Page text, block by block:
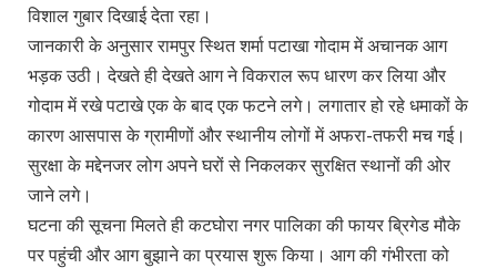
विशाल गुबार दिखाई देता रहा।
जानकारी के अनुसार रामपुर स्थित शर्मा पटाखा गोदाम में अचानक आग
भड़क उठी। देखते ही देखते आग ने विकराल रूप धारण कर लिया और
गोदाम में रखे पटाखे एक के बाद एक फटने लगे। लगातार हो रहे धमाकों के
कारण आसपास के ग्रामीणों और स्थानीय लोगों में अफरा-तफरी मच गई।
सुरक्षा के मद्देनजर लोग अपने घरों से निकलकर सुरक्षित स्थानों की ओर
जाने लगे।
घटना की सूचना मिलते ही कटघोरा नगर पालिका की फायर ब्रिगेड मौके
पर पहुंची और आग बुझाने का प्रयास शुरू किया। आग की गंभीरता को